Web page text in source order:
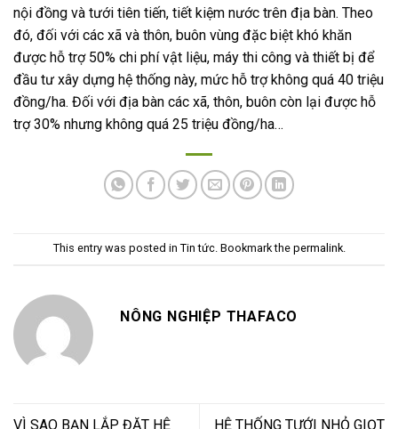
nội đồng và tưới tiên tiến, tiết kiệm nước trên địa bàn. Theo
đó, đối với các xã và thôn, buôn vùng đặc biệt khó khăn
được hỗ trợ 50% chi phí vật liệu, máy thi công và thiết bị để
đầu tư xây dựng hệ thống này, mức hỗ trợ không quá 40 triệu
đồng/ha. Đối với địa bàn các xã, thôn, buôn còn lại được hỗ
trợ 30% nhưng không quá 25 triệu đồng/ha…
This entry was posted in Tin tức. Bookmark the permalink.
NÔNG NGHIỆP THAFACO
VÌ SAO BẠN LẮP ĐẶT HỆ
HỆ THỐNG TƯỚI NHỎ GIỌT